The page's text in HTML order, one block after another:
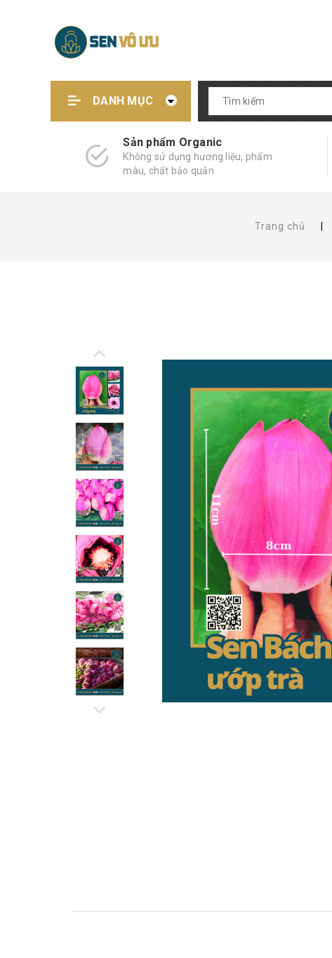
DANH MỤC
Sản phẩm Organic
Không sử dụng hương liệu, phẩm
màu, chất bảo quản
Trang chủ